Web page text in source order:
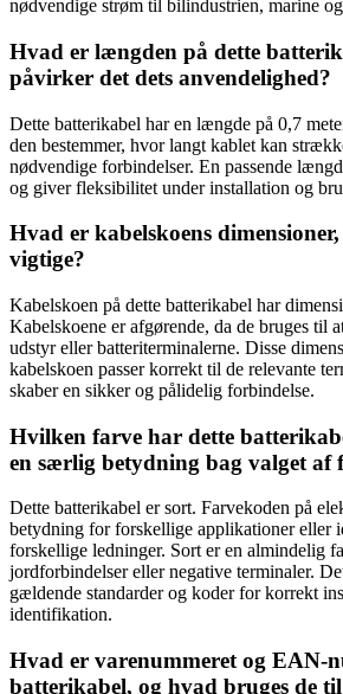
nødvendige strøm til bilindustrien, marine
Hvad er længden på dette
påvirker det dets anvendelighed?
Dette batterikabel har en længde på 0,7
den bestemmer, hvor langt kablet kan
nødvendige forbindelser. En passende
og giver fleksibilitet under installation og
Hvad er kabelskoens
vigtige?
Kabelskoen på dette batterikabel har
Kabelskoene er afgørende, da de bruges til
udstyr eller batteriterminalerne. Disse
kabelskoen passer korrekt til de relevante
skaber en sikker og pålidelig forbindelse.
Hvilken farve har dette
en særlig betydning bag valget af
Dette batterikabel er sort. Farvekoden på
betydning for forskellige applikationer eller
forskellige ledninger. Sort er en almindelig
jordforbindelser eller negative terminaler.
gældende standarder og koder for korrekt
identifikation.
Hvad er varenummeret og EAN-
batterikabel, og hvad bruges de